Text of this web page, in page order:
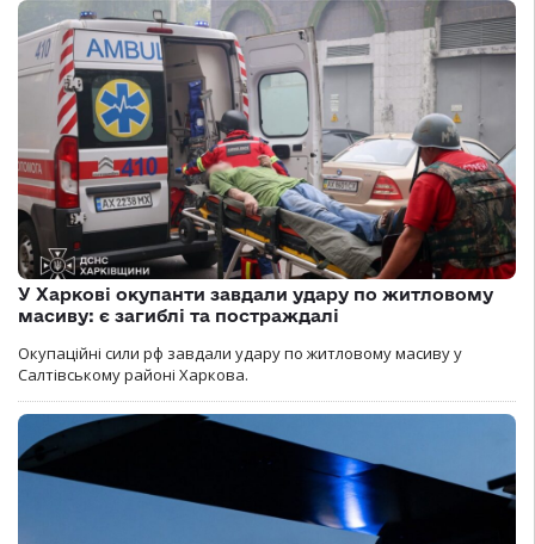
У Харкові окупанти завдали удару по житловому
масиву: є загиблі та постраждалі
Окупаційні сили рф завдали удару по житловому масиву у
Салтівському районі Харкова.